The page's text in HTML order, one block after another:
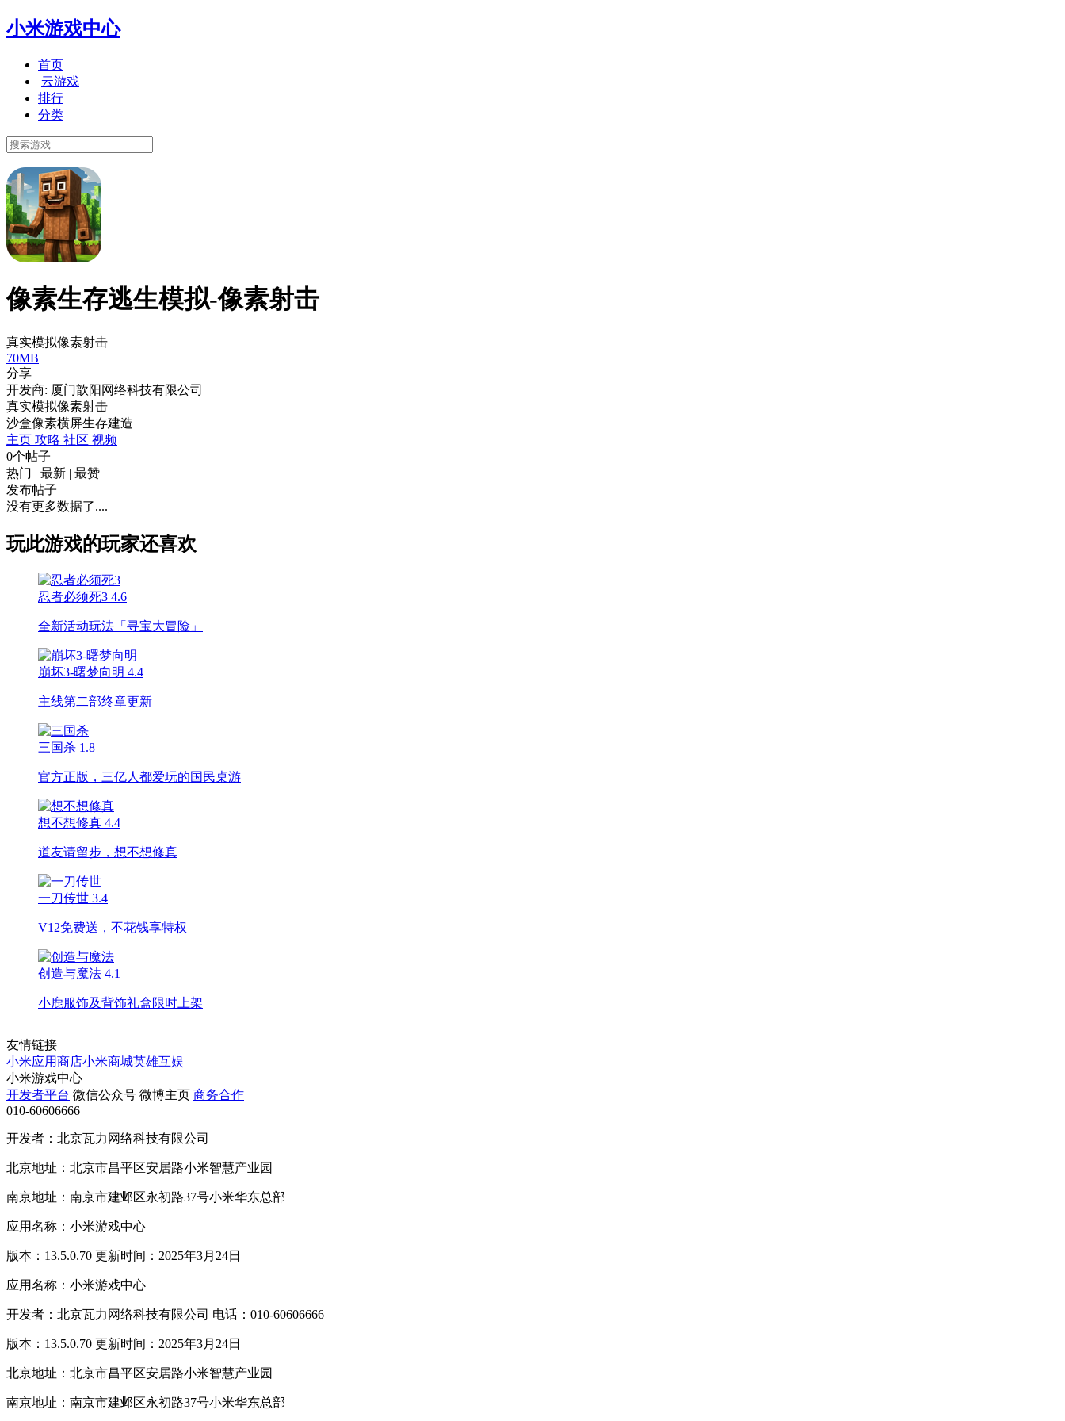
小米游戏中心
首页
云游戏
排行
分类
像素生存逃生模拟-像素射击
真实模拟像素射击
70MB
分享
开发商: 厦门歆阳网络科技有限公司
真实模拟像素射击
沙盒像素横屏生存建造
主页 攻略 社区 视频
0个帖子
热门 | 最新 | 最赞
发布帖子
没有更多数据了....
玩此游戏的玩家还喜欢
忍者必须死3 4.6
全新活动玩法「寻宝大冒险」
崩坏3-曙梦向明 4.4
主线第二部终章更新
三国杀 1.8
官方正版，三亿人都爱玩的国民桌游
想不想修真 4.4
道友请留步，想不想修真
一刀传世 3.4
V12免费送，不花钱享特权
创造与魔法 4.1
小鹿服饰及背饰礼盒限时上架
友情链接
小米应用商店小米商城英雄互娱
小米游戏中心
开发者平台 微信公众号 微博主页 商务合作
010-60606666
开发者：北京瓦力网络科技有限公司
北京地址：北京市昌平区安居路小米智慧产业园
南京地址：南京市建邺区永初路37号小米华东总部
应用名称：小米游戏中心
版本：13.5.0.70 更新时间：2025年3月24日
应用名称：小米游戏中心
开发者：北京瓦力网络科技有限公司 电话：010-60606666
版本：13.5.0.70 更新时间：2025年3月24日
北京地址：北京市昌平区安居路小米智慧产业园
南京地址：南京市建邺区永初路37号小米华东总部